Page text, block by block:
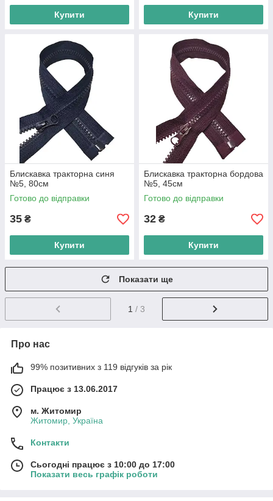
Купити Купити
Блискавка тракторна синя
№5, 80см
Готово до відправки
35 ₴
Купити
Блискавка тракторна бордова
№5, 45см
Готово до відправки
32 ₴
Купити
Показати ще
1 / 3
Про нас
99% позитивних з 119 відгуків за рік
Працює з 13.06.2017
м. Житомир
Житомир, Україна
Контакти
Сьогодні працює з 10:00 до 17:00
Показати весь графік роботи